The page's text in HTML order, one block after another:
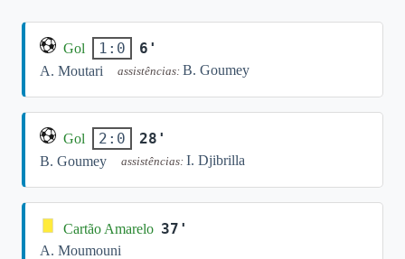
Gol 1:0 6'
A. Moutari assistências: B. Goumey
Gol 2:0 28'
B. Goumey assistências: I. Djibrilla
Cartão Amarelo 37'
A. Moumouni